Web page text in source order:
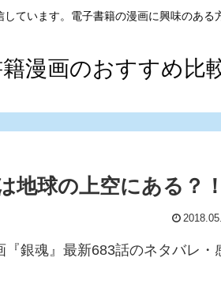
ています。電子書籍の漫画に興味のある
漫画のおすすめ比
地球の上空にある？！
銀魂』最新683話のネタバレ・